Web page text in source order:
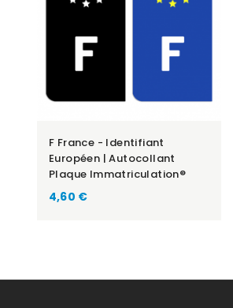
F France - Identifiant
Européen | Autocollant
Plaque Immatriculation®
Prix
4,60 €